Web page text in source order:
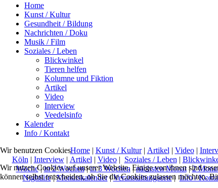
Home
Kunst / Kultur
Gesundheit / Bildung
Nachrichten / Doku
Musik / Film
Soziales / Leben
Blickwinkel
Tieren helfen
Kolumne und Fiktion
Artikel
Video
Interview
Veedelsinfo
Kalender
Info / Kontakt
Home| Kunst / Kultur| Artikel | Video|
Köln | Interview| Artikel | Video| Soziales / Leben |
Woche|in 2 Wochen|in 3 Wochen |nächsten Monat|2
Nightlife|Monatskalender|Veranstaltungsorte|Info /
Wir benutzen Cookies
Wir nutzen Cookies auf unserer Website. Einige von ihnen sind
können selbst entscheiden, ob Sie die Cookies zulassen möchten.